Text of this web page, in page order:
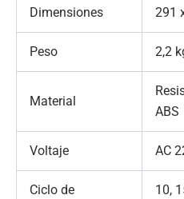
Dimensiones 291
Peso 2,2
Material
ABS
Voltaje AC
Ciclo de
10,